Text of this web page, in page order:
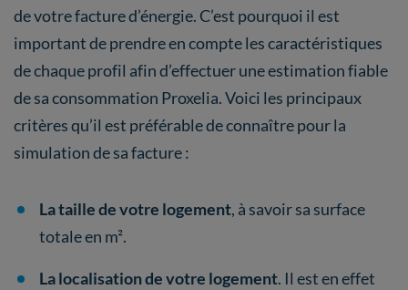
de votre facture d’énergie. C’est pourquoi il est
important de prendre en compte les caractéristiques
de chaque profil afin d’effectuer une estimation fiable
de sa consommation Proxelia. Voici les principaux
critères qu’il est préférable de connaître pour la
simulation de sa facture :
La taille de votre logement, à savoir sa surface
totale en m².
La localisation de votre logement. Il est en effet